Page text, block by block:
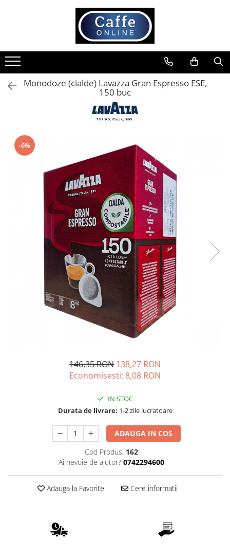
Cafea
Cafea Boabe
Capsule Cafea
Espressoare
Aparate Automate
Aparate capsule
Aparate clasice
Complementare
Pahare de cafea
Pliculete Zahar si Miere
Piese schimb espressoare
Monodoze (cialde) Lavazza Gran Espresso ESE,
150 buc
-6%
146,35 RON 138,27 RON
Economisesti: 8,08 RON
IN STOC
Durata de livrare: 1-2 zile lucratoare
ADAUGA IN COS
Cod Produs: 162
Ai nevoie de ajutor? 0742294600
Adauga la Favorite Cere informatii